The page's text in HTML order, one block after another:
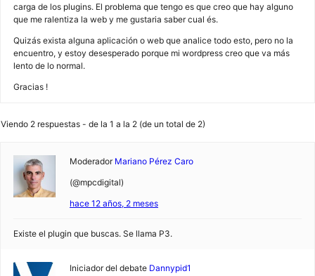
carga de los plugins. El problema que tengo es que creo que hay alguno
que me ralentiza la web y me gustaria saber cual és.
Quizás exista alguna aplicación o web que analice todo esto, pero no la
encuentro, y estoy desesperado porque mi wordpress creo que va más
lento de lo normal.
Gracias !
Viendo 2 respuestas - de la 1 a la 2 (de un total de 2)
Moderador Mariano Pérez Caro
(@mpcdigital)
hace 12 años, 2 meses
Existe el plugin que buscas. Se llama P3.
Iniciador del debate Dannypid1